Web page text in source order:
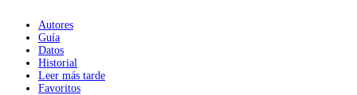
Autores
Guía
Datos
Historial
Leer más tarde
Favoritos